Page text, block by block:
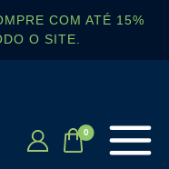
COM ATÉ 15%
O SITE.